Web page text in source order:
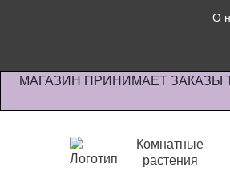
О
МАГАЗИН ПРИНИМАЕТ
Комнатные
растения